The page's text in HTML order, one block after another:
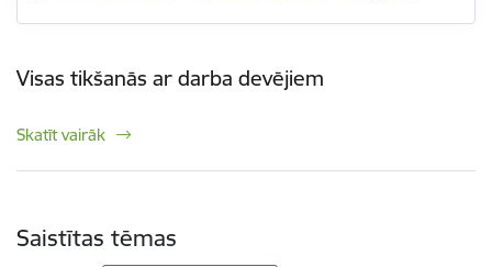
Visas tikšanās ar darba devējiem
Skatīt vairāk
Saistītas tēmas